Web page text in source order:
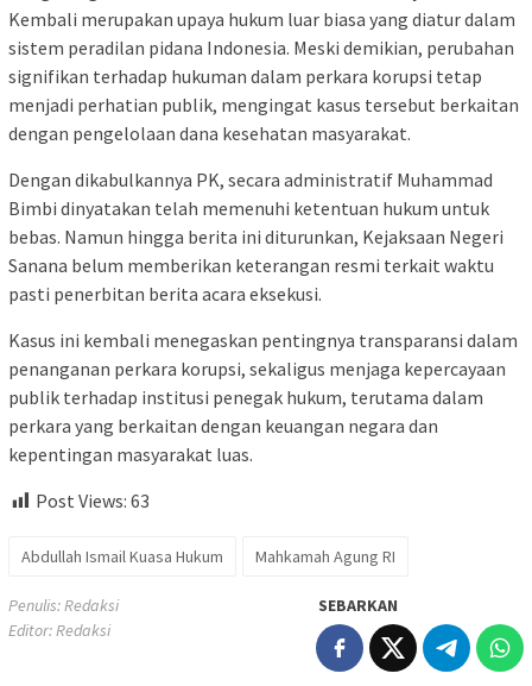
Kembali merupakan upaya hukum luar biasa yang diatur dalam
sistem peradilan pidana Indonesia. Meski demikian, perubahan
signifikan terhadap hukuman dalam perkara korupsi tetap
menjadi perhatian publik, mengingat kasus tersebut berkaitan
dengan pengelolaan dana kesehatan masyarakat.
Dengan dikabulkannya PK, secara administratif Muhammad
Bimbi dinyatakan telah memenuhi ketentuan hukum untuk
bebas. Namun hingga berita ini diturunkan, Kejaksaan Negeri
Sanana belum memberikan keterangan resmi terkait waktu
pasti penerbitan berita acara eksekusi.
Kasus ini kembali menegaskan pentingnya transparansi dalam
penanganan perkara korupsi, sekaligus menjaga kepercayaan
publik terhadap institusi penegak hukum, terutama dalam
perkara yang berkaitan dengan keuangan negara dan
kepentingan masyarakat luas.
Post Views: 63
Abdullah Ismail Kuasa Hukum Mahkamah Agung RI
Penulis: Redaksi
Editor: Redaksi
SEBARKAN